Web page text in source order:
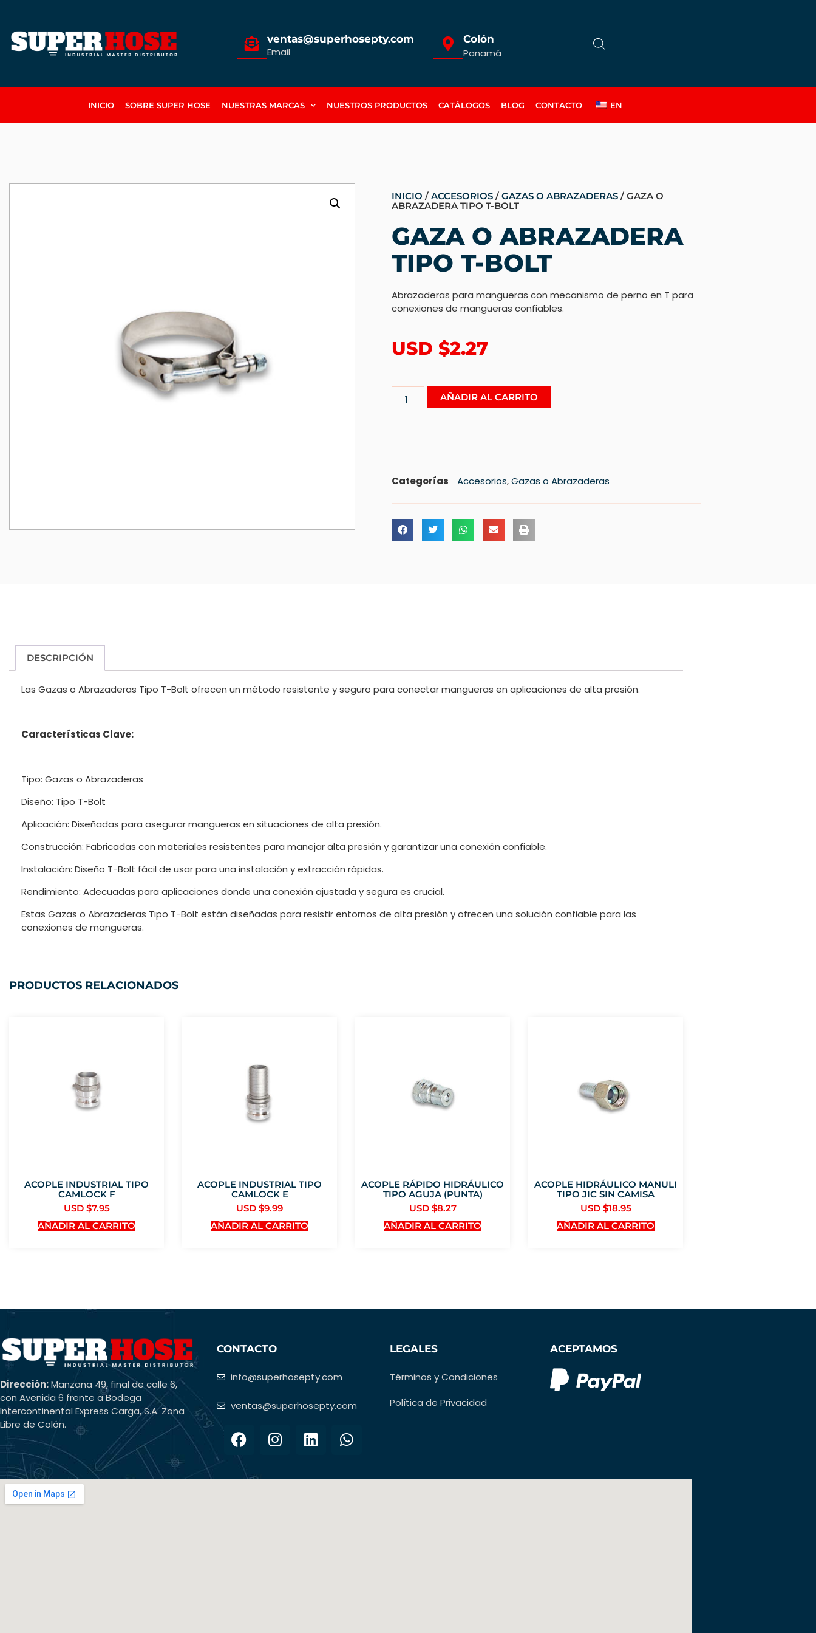
ventas@superhosepty.com
Email
Colón
Panamá
INICIO SOBRE SUPER HOSE NUESTRAS MARCAS NUESTROS PRODUCTOS CATÁLOGOS BLOG CONTACTO EN
INICIO / ACCESORIOS / GAZAS O ABRAZADERAS / GAZA O
ABRAZADERA TIPO T-BOLT
GAZA O ABRAZADERA
TIPO T-BOLT
Abrazaderas para mangueras con mecanismo de perno en T para
conexiones de mangueras confiables.
USD $2.27
AÑADIR AL CARRITO
Categorías Accesorios,Gazas o Abrazaderas
DESCRIPCIÓN
Las Gazas o Abrazaderas Tipo T-Bolt ofrecen un método resistente y seguro para conectar mangueras en aplicaciones de alta presión.
Características Clave:
Tipo: Gazas o Abrazaderas
Diseño: Tipo T-Bolt
Aplicación: Diseñadas para asegurar mangueras en situaciones de alta presión.
Construcción: Fabricadas con materiales resistentes para manejar alta presión y garantizar una conexión confiable.
Instalación: Diseño T-Bolt fácil de usar para una instalación y extracción rápidas.
Rendimiento: Adecuadas para aplicaciones donde una conexión ajustada y segura es crucial.
Estas Gazas o Abrazaderas Tipo T-Bolt están diseñadas para resistir entornos de alta presión y ofrecen una solución confiable para las
conexiones de mangueras.
PRODUCTOS RELACIONADOS
ACOPLE INDUSTRIAL TIPO
CAMLOCK F
USD $7.95
AÑADIR AL CARRITO
ACOPLE INDUSTRIAL TIPO
CAMLOCK E
USD $9.99
AÑADIR AL CARRITO
ACOPLE RÁPIDO HIDRÁULICO
TIPO AGUJA (PUNTA)
USD $8.27
AÑADIR AL CARRITO
ACOPLE HIDRÁULICO MANULI
TIPO JIC SIN CAMISA
USD $18.95
AÑADIR AL CARRITO
Dirección:Manzana 49, final de calle 6,
con Avenida 6 frente a Bodega
Intercontinental Express Carga, S.A. Zona
Libre de Colón.
CONTACTO
info@superhosepty.com
ventas@superhosepty.com
LEGALES
Términos y Condiciones
Política de Privacidad
ACEPTAMOS